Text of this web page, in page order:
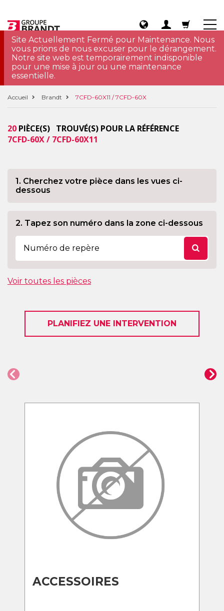
Site Actuellement Fermé pour Maintenance. Nous
vous prions de nous excuser pour le dérangement.
Notre site web est temporairement indisponible
pour une mise à jour ou une maintenance
essentielle.
Accueil Brandt 7CFD-60X11 / 7CFD-60X
20 PIÈCE(S) TROUVÉ(S) POUR LA RÉFÉRENCE
7CFD-60X / 7CFD-60X11
1. Cherchez votre pièce dans les vues ci-
dessous
2. Tapez son numéro dans la zone ci-dessous
Voir toutes les pièces
PLANIFIEZ UNE INTERVENTION
ACCESSOIRES